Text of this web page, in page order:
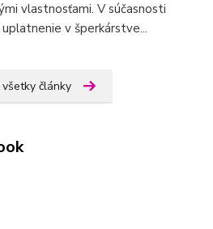
vlastnosťami. V súčasnosti
uplatnenie v šperkárstve...
články